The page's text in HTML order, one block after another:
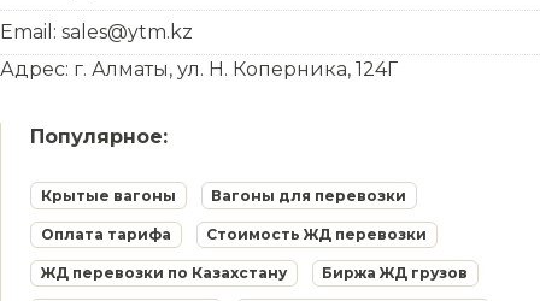
Email: sales@ytm.kz
Адрес: г. Алматы, ул. Н. Коперника, 124Г
Популярное:
Крытые вагоны Вагоны для перевозки
Оплата тарифа Стоимость ЖД перевозки
ЖД перевозки по Казахстану Биржа ЖД грузов